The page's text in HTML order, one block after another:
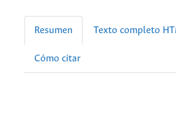
Resumen Texto completo
Cómo citar